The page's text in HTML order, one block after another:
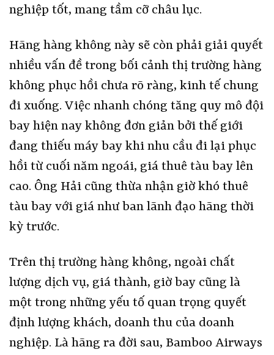
nghiệp tốt, mang tầm cỡ châu lục.
Hãng hàng không này sẽ còn phải giải quyết
nhiều vấn đề trong bối cảnh thị trường hàng
không phục hồi chưa rõ ràng, kinh tế chung
đi xuống. Việc nhanh chóng tăng quy mô đội
bay hiện nay không đơn giản bởi thế giới
đang thiếu máy bay khi nhu cầu đi lại phục
hồi từ cuối năm ngoái, giá thuê tàu bay lên
cao. Ông Hải cũng thừa nhận giờ khó thuê
tàu bay với giá như ban lãnh đạo hãng thời
kỳ trước.
Trên thị trường hàng không, ngoài chất
lượng dịch vụ, giá thành, giờ bay cũng là
một trong những yếu tố quan trọng quyết
định lượng khách, doanh thu của doanh
nghiệp. Là hãng ra đời sau, Bamboo Airways